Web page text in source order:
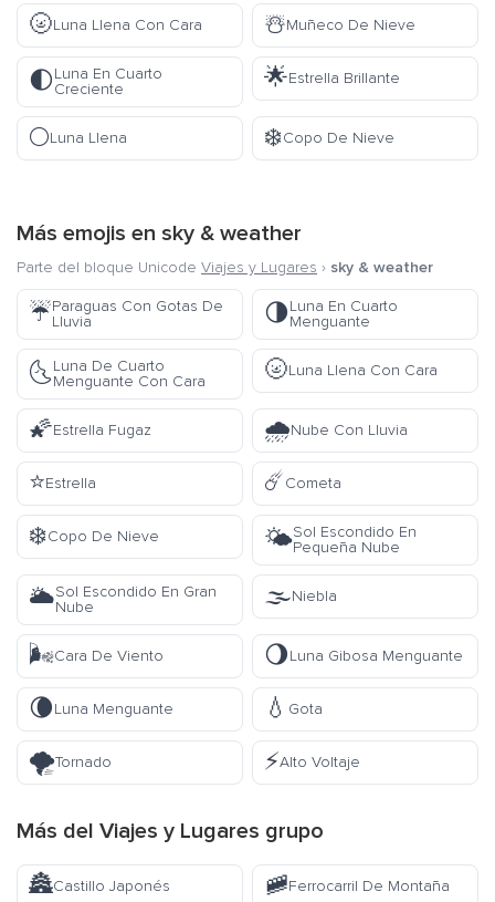
🌝Luna Llena Con Cara ☃️Muñeco De Nieve
🌓Luna En Cuarto
Creciente
🌟Estrella Brillante
🌕Luna Llena ❄️Copo De Nieve
Más emojis en sky & weather
Parte del bloque Unicode Viajes y Lugares › sky & weather
☔Paraguas Con Gotas De
Lluvia
🌗Luna En Cuarto
Menguante
🌜Luna De Cuarto
Menguante Con Cara
🌝Luna Llena Con Cara
🌠Estrella Fugaz 🌧️Nube Con Lluvia
⭐Estrella ☄️Cometa
❄️Copo De Nieve 🌤️Sol Escondido En
Pequeña Nube
🌥️Sol Escondido En Gran
Nube
🌫️Niebla
🌬️Cara De Viento 🌖Luna Gibosa Menguante
🌘Luna Menguante 💧 Gota
🌪️Tornado ⚡Alto Voltaje
Más del Viajes y Lugares grupo
🏯Castillo Japonés 🚞Ferrocarril De Montaña